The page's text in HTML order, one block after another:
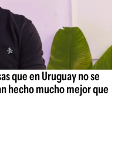
que en Uruguay no se
hecho mucho mejor que